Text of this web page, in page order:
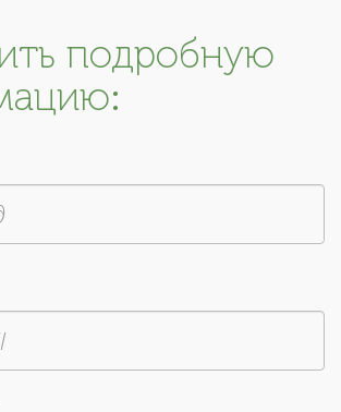
подробную